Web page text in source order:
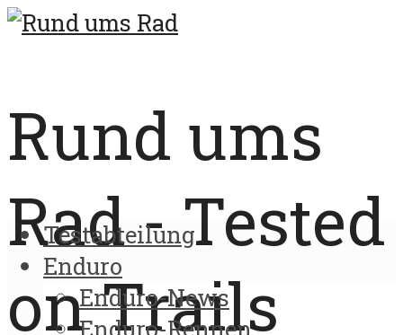
Rund ums
Rad - Tested
on Trails
Testabteilung
Enduro
Enduro-News
Enduro-Rennen